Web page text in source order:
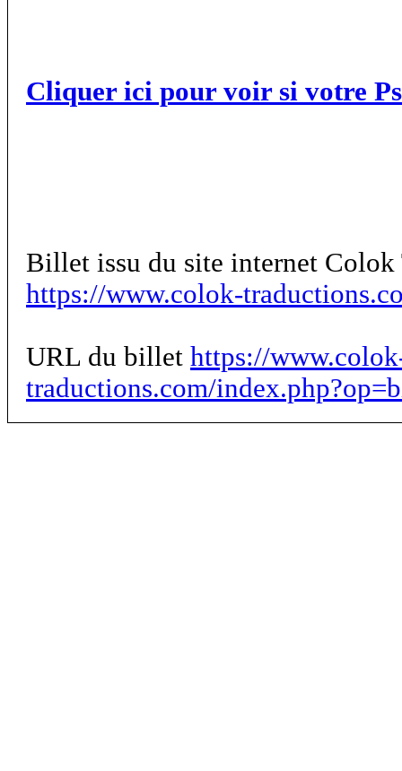
Cliquer ici pour voir si votre
Billet issu du site internet Colok
https://www.colok-
URL du billet https://
traductions.com/